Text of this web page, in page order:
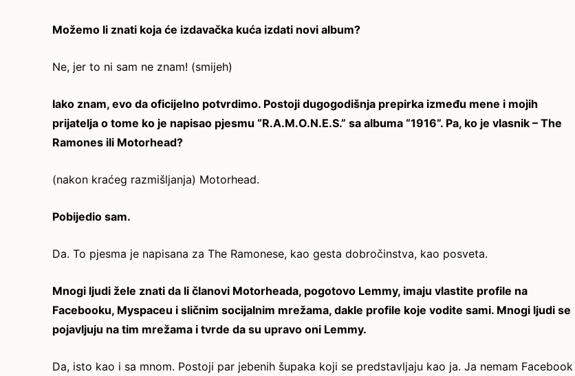
Možemo li znati koja će izdavačka kuća izdati novi album?
Ne, jer to ni sam ne znam! (smijeh)
Iako znam, evo da oficijelno potvrdimo. Postoji dugogodišnja prepirka između mene i mojih
prijatelja o tome ko je napisao pjesmu “R.A.M.O.N.E.S.” sa albuma “1916”. Pa, ko je vlasnik – The
Ramones ili Motorhead?
(nakon kraćeg razmišljanja) Motorhead.
Pobijedio sam.
Da. To pjesma je napisana za The Ramonese, kao gesta dobročinstva, kao posveta.
Mnogi ljudi žele znati da li članovi Motorheada, pogotovo Lemmy, imaju vlastite profile na
Facebooku, Myspaceu i sličnim socijalnim mrežama, dakle profile koje vodite sami. Mnogi ljudi se
pojavljuju na tim mrežama i tvrde da su upravo oni Lemmy.
Da, isto kao i sa mnom. Postoji par jebenih šupaka koji se predstavljaju kao ja. Ja nemam Facebook